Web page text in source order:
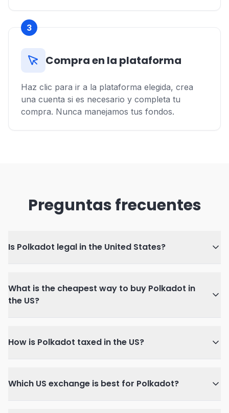
3
Compra en la plataforma
Haz clic para ir a la plataforma elegida, crea
una cuenta si es necesario y completa tu
compra. Nunca manejamos tus fondos.
Preguntas frecuentes
Is Polkadot legal in the United States?
What is the cheapest way to buy Polkadot in
the US?
How is Polkadot taxed in the US?
Which US exchange is best for Polkadot?